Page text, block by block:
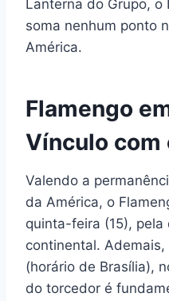
Lanterna do Grupo, o
soma nenhum ponto
América.
Flamengo
Vínculo com
Valendo a
da América, o
quinta-feira (15),
continental.
(horário de Brasília),
do torcedor é